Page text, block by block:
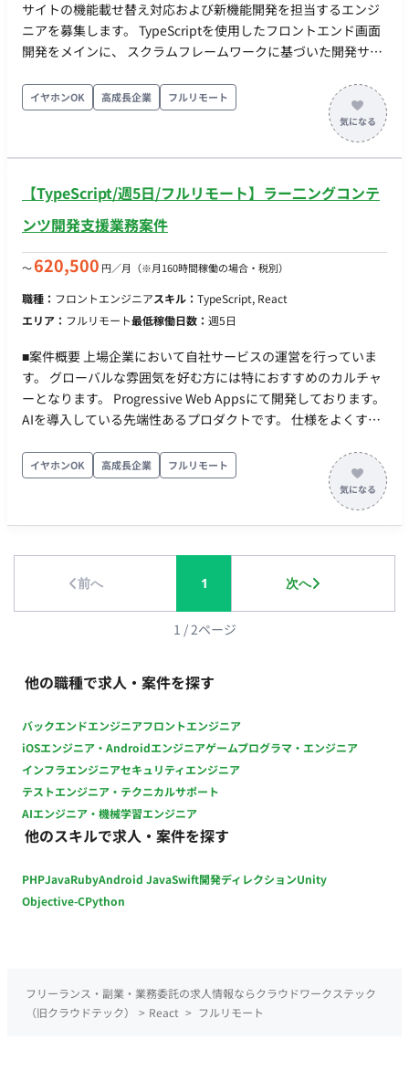
サイトの機能載せ替え対応および新機能開発を担当するエンジ
ニアを募集します。 TypeScriptを使用したフロントエンド画面
開発をメインに、 スクラムフレームワークに基づいた開発サイ
いプロジェクトです。 ■開発環境： ・WEB(FE）：
Laravel(PHP)+React/Next.js(TypeScript) ・API(BE）：
NestJs(TypetScript) ・DB：Amazon Aurora（MySQL） ■期
間：10月～ ■勤務地：フルリモート ■募集人数：1名 ■面談回
イヤホンOK 高成長企業 フルリモート
【TypeScript/週5日/フルリモート】ラー二ングコンテ
ンツ開発支援業務案件
〜620,500 円／月 （※月160時間稼働の場合・税別）
職種： フロントエンジニアスキル： TypeScript, React
エリア： フルリモート最低稼働日数： 週5日
■案件概要 上場企業において自社サービスの運営を行っていま
す。 グローバルな雰囲気を好む方には特におすすめのカルチャ
ーとなります。 Progressive Web Appsにて開発しております。
AIを導入している先端性あるプロダクトです。 仕様をよくする
ーが具体的な業務となります。 リリースはだいたい1つにつき1
カ月くらいです。 作業者気質ではなく、地頭が良くてコミュニ
ケーションを主体的に取ることができ、キャッチアップや自己
学習/自己研鑽にも積極的な方が多いので、そういった方には良
の垣根が少なく、仕様検討や技術選定、開発ツールの採択提案
など 裁量を持って働くことができます ・弊社参画中。CTOの
方とやりとりしており、現場でのコミュニケーションや フ
（週4～、副業兼業可能）
イヤホンOK 高成長企業 フルリモート
前へ 1 次へ
1 /2ページ
他の職種で求人・案件を探す
バックエンドエンジニアフロントエンジニア
iOSエンジニア・Androidエンジニアゲームプログラマ・エンジニア
インフラエンジニアセキュリティエンジニア
テストエンジニア・テクニカルサポート
AIエンジニア・機械学習エンジニア
他のスキルで求人・案件を探す
PHPJavaRubyAndroid JavaSwift開発ディレクションUnity
Objective-CPython
フリーランス・副業・業務委託の求人情報ならクラウドワークステック
（旧クラウドテック）
> React > フルリモート